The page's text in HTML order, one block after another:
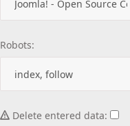
Robots:
Delete entered data: